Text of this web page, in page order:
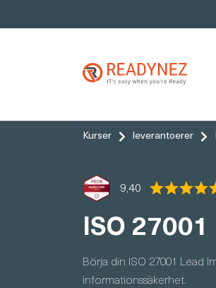
Kurser leverantoerer
9,40
ISO
Börja din ISO 27001 Lead
informationssäkerhet.